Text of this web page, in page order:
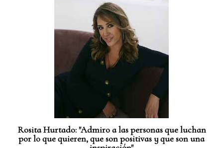
Rosita Hurtado: "Admiro a las personas que luchan
por lo que quieren, que son positivas y que son una